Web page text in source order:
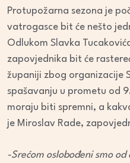
Protupožarna sezona je
vatrogasce bit će nešto
Odlukom Slavka
zapovjednika bit će
županiji zbog organizacije
spašavanju u prometu od
moraju biti spremni, a
je Miroslav Rade,
-Srećom oslobođeni smo